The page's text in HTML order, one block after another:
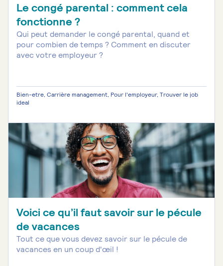
Le congé parental : comment cela
fonctionne ?
Qui peut demander le congé parental, quand et
pour combien de temps ? Comment en discuter
avec votre employeur ?
Bien-etre, Carrière management, Pour l'employeur, Trouver le job
ideal
Voici ce qu’il faut savoir sur le pécule
de vacances
Tout ce que vous devez savoir sur le pécule de
vacances en un coup d'œil !